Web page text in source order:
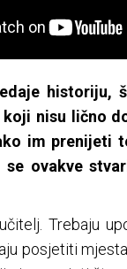
historiju,
nisu lično
im prenijeti
ovakve
Trebaju
posjetiti